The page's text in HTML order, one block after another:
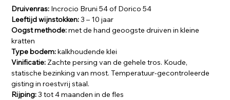
Druivenras: Incrocio Bruni 54 of Dorico 54
Leeftijd wijnstokken:3 – 10 jaar
Oogst methode:met de hand geoogste druiven in kleine
kratten
Type bodem:kalkhoudende klei
Vinificatie: Zachte persing van de gehele tros. Koude,
statische bezinking van most. Temperatuur-gecontroleerde
gisting in roestvrij staal.
Rijping:3 tot 4 maanden in de fles